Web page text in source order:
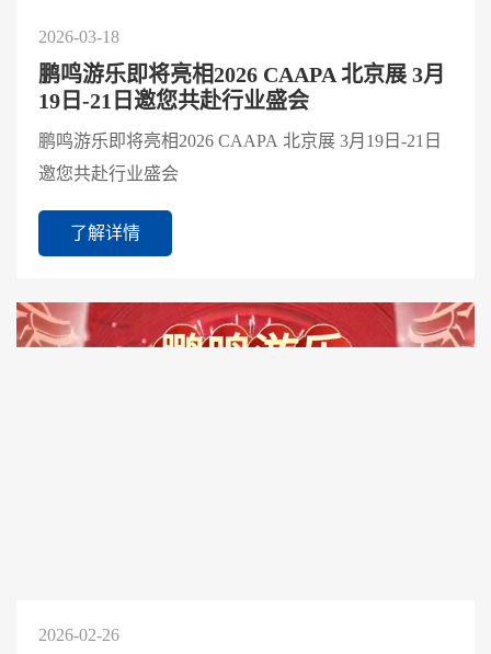
2026-03-18
鹏鸣游乐即将亮相2026 CAAPA 北京展 3月
19日-21日邀您共赴行业盛会
鹏鸣游乐即将亮相2026 CAAPA 北京展 3月19日-21日
邀您共赴行业盛会
了解详情
2026-02-26